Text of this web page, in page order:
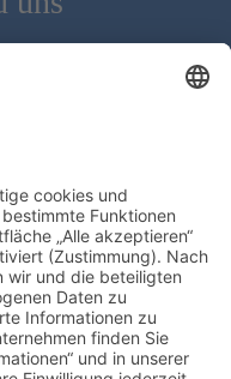
| Telefon: 07626/237 | E-
um den
zu laden!
eines
einzubetten.
Ihren Aktivitäten
durch und
Service zu, um